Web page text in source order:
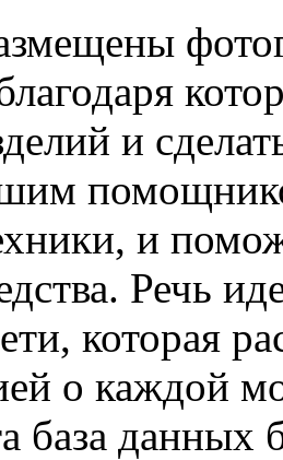
и
и
Речь
которая
о каждой
база данных